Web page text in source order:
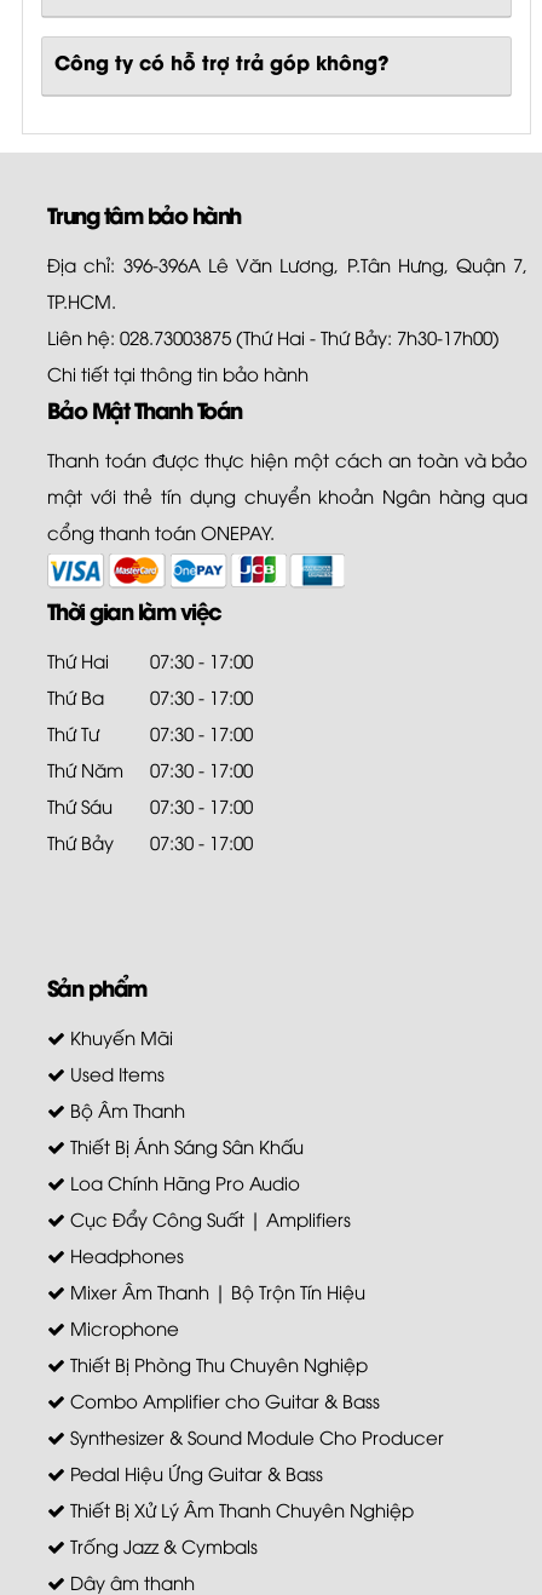
Công ty có hỗ trợ trả góp không?
Trung tâm bảo hành
Địa chỉ: 396-396A Lê Văn Lương, P.Tân Hưng, Quận 7,
TP.HCM.
Liên hệ: 028.73003875 (Thứ Hai - Thứ Bảy: 7h30-17h00)
Chi tiết tại thông tin bảo hành
Bảo Mật Thanh Toán
Thanh toán được thực hiện một cách an toàn và bảo
mật với thẻ tín dụng chuyển khoản Ngân hàng qua
cổng thanh toán ONEPAY.
Thời gian làm việc
Thứ Hai
07:30 - 17:00
Thứ Ba
07:30 - 17:00
Thứ Tư
07:30 - 17:00
Thứ Năm
07:30 - 17:00
Thứ Sáu
07:30 - 17:00
Thứ Bảy
07:30 - 17:00
Sản phẩm
Khuyến Mãi
Used Items
Bộ Âm Thanh
Thiết Bị Ánh Sáng Sân Khấu
Loa Chính Hãng Pro Audio
Cục Đẩy Công Suất | Amplifiers
Headphones
Mixer Âm Thanh | Bộ Trộn Tín Hiệu
Microphone
Thiết Bị Phòng Thu Chuyên Nghiệp
Combo Amplifier cho Guitar & Bass
Synthesizer & Sound Module Cho Producer
Pedal Hiệu Ứng Guitar & Bass
Thiết Bị Xử Lý Âm Thanh Chuyên Nghiệp
Trống Jazz & Cymbals
Dây âm thanh